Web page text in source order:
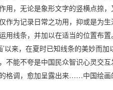
用，无论是象形文字的竖横点捺
作为记录日常之功用，抑或是为
用线条，并加以在适当的位置布
’以来，在夏时已知线条的美妙而
不能不夸是中国民众智识心灵交
格调，愈加呈露出来……中国绘画